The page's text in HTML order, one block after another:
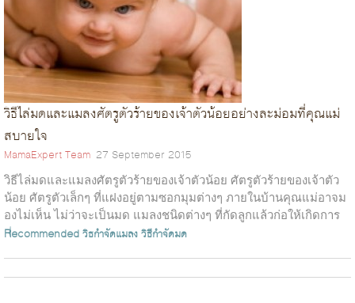
วิธีไล่มดและแมลงศัตรูตัวร้ายของเจ้าตัวน้อยอย่างละม่อมที่คุณแม่
สบายใจ
MamaExpert Team 27 September 2015
วิธีไล่มดและแมลงศัตรูตัวร้ายของเจ้าตัวน้อย ศัตรูตัวร้ายของเจ้าตัว
น้อย ศัตรูตัวเล็กๆ ที่แฝงอยู่ตามซอกมุมต่างๆ ภายในบ้านคุณแม่อาจม
องไม่เห็น ไม่ว่าจะเป็นมด แมลงชนิดต่างๆ ที่กัดลูกแล้วก่อให้เกิดการ
แพ้...
Recommendedวิธกำจัดแมลงวิธีกำจัดมด